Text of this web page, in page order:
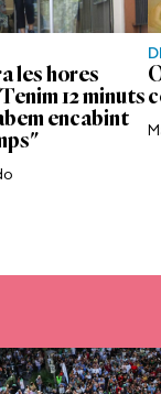
les hores
12 minuts
encabint